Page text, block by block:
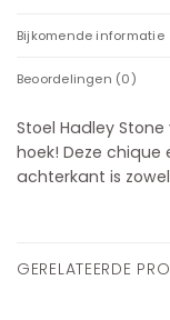
Bijkomende informatie
Beoordelingen (0)
Stoel Hadley
hoek! Deze
achterkant is
GERELATEERDE